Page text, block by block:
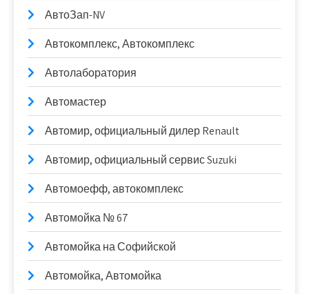
АвтоЗап-NV
Автокомплекс, Автокомплекс
Автолаборатория
Автомастер
Автомир, официальный дилер Renault
Автомир, официальный сервис Suzuki
Автомоефф, автокомплекс
Автомойка № 67
Автомойка на Софийской
Автомойка, Автомойка